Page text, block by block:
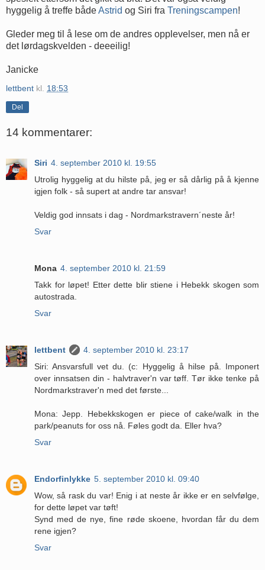
hyggelig å treffe bådeAstrid og Siri fra Treningscampen!
Gleder meg til å lese om de andres opplevelser, men nå er
det lørdagskvelden - deeeilig!
Janicke
lettbent kl. 18:53
Del
14 kommentarer:
Siri 4. september 2010 kl. 19:55
Utrolig hyggelig at du hilste på, jeg er så dårlig på å kjenne
igjen folk - så supert at andre tar ansvar!
Veldig god innsats i dag - Nordmarkstravern´neste år!
Svar
Mona 4. september 2010 kl. 21:59
Takk for løpet! Etter dette blir stiene i Hebekk skogen som
autostrada.
Svar
lettbent
4. september 2010 kl. 23:17
Siri: Ansvarsfull vet du. (c: Hyggelig å hilse på. Imponert
over innsatsen din - halvtraver'n var tøff. Tør ikke tenke på
Nordmarkstraver'n med det første...
Mona: Jepp. Hebekkskogen er piece of cake/walk in the
park/peanuts for oss nå. Føles godt da. Eller hva?
Svar
Endorfinlykke 5. september 2010 kl. 09:40
Wow, så rask du var! Enig i at neste år ikke er en selvfølge,
for dette løpet var tøft!
Synd med de nye, fine røde skoene, hvordan får du dem
rene igjen?
Svar